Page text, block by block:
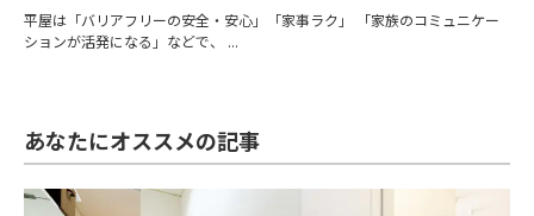
平屋は「バリアフリーの安全・安心」「家事ラク」 「家族のコミュニケー
ションが活発になる」などで、 ...
あなたにオススメの記事